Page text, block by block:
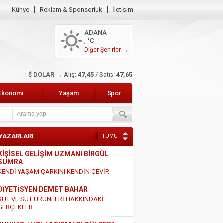
Künye Reklam & Sponsorluk İletişim
ADANA
, °C
Diğer Şehirler →
$ DOLAR → Alış: 47,45 / Satış: 47,65
Yaşam Spor
TÜMÜ
KİŞİSEL GELİŞİM UZMANI BİRGÜL
YAŞAM ÇARKINI KENDİN ÇEVİR
DİYETİSYEN DEMET BAHAR
VE SÜT ÜRÜNLERİ HAKKINDAKİ